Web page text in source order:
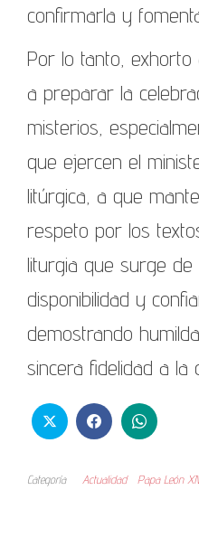
confirmarla y
Por lo tanto,
a preparar la
misterios,
que ejercen el
litúrgica, a que
respeto por los
liturgia que surge
disponibilidad y
demostrando
sincera fidelidad a la
Categoría Actualidad Papa León